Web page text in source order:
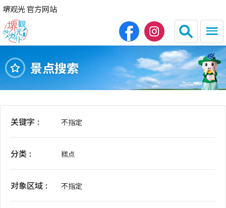
堺观光 官方网站
日本語 English
观光景点
餐饮
景点搜索
关键字 不指定
分类 糕点
对象区域 不指定